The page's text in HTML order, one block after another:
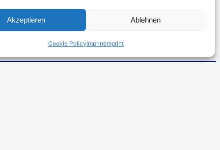
Akzeptieren Ablehnen
Cookie PolicyImprintImprint